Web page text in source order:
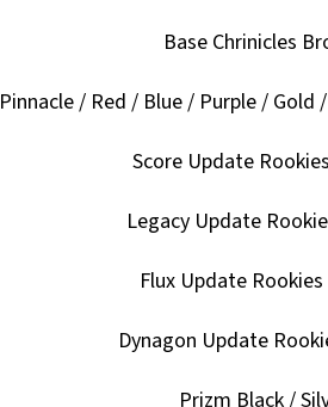
Base Chrinicles
Pinnacle / Red / Blue / Purple /
Score Update
Legacy Update
Flux Update
Dynagon Update
Prizm Black /